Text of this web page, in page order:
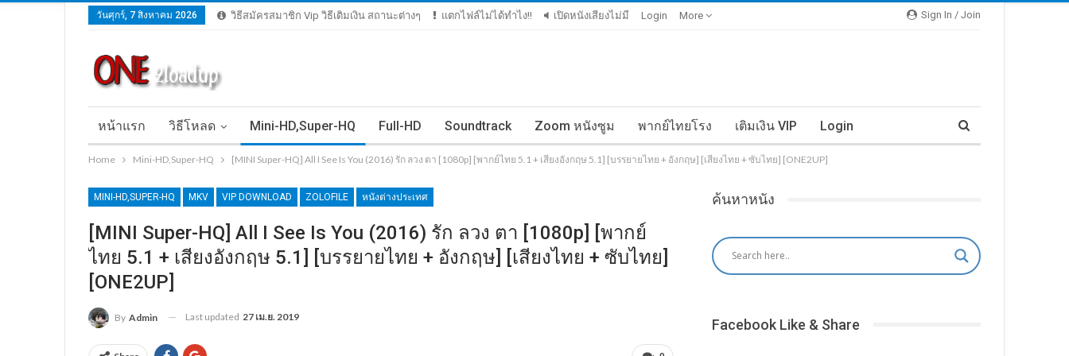
Sign In / Join
วันศุกร์, 7 สิงหาคม 2026 วิธีสมัครสมาชิก Vip วิธีเติมเงิน สถานะต่างๆ แตกไฟล์ไม่ได้ทำไง!! เปิดหนังเสียงไม่มี Login More
หน้าแรก วิธีโหลด Mini-HD,Super-HQ Full-HD Soundtrack Zoom หนังซูม พากย์ไทยโรง เติมเงิน VIP Login
Home Mini-HD,Super-HQ [MINI Super-HQ] All I See Is You (2016) รัก ลวง ตา [1080p] [พากย์ไทย 5.1 + เสียงอังกฤษ 5.1] [บรรยายไทย + อังกฤษ] [เสียงไทย + ซับไทย] [ONE2UP]
MINI-HD,SUPER-HQ MKV VIP DOWNLOAD ZOLOFILE หนังต่างประเทศ
[MINI Super-HQ] All I See Is You (2016) รัก ลวง ตา [1080p] [พากย์
ไทย 5.1 + เสียงอังกฤษ 5.1] [บรรยายไทย + อังกฤษ] [เสียงไทย + ซับไทย]
[ONE2UP]
By Admin Last updated 27 เม.ย. 2019
ค้นหาหนัง
Facebook Like & Share